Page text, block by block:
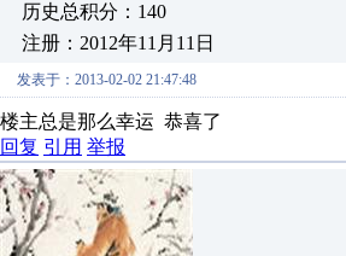
历史总积分：140
注册：2012年11月11日
发表于：2013-02-02 21:47:48
楼主总是那么幸运 恭喜了
回复 引用 举报